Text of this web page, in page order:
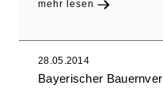
mehr lesen
28.05.2014
Bayerischer